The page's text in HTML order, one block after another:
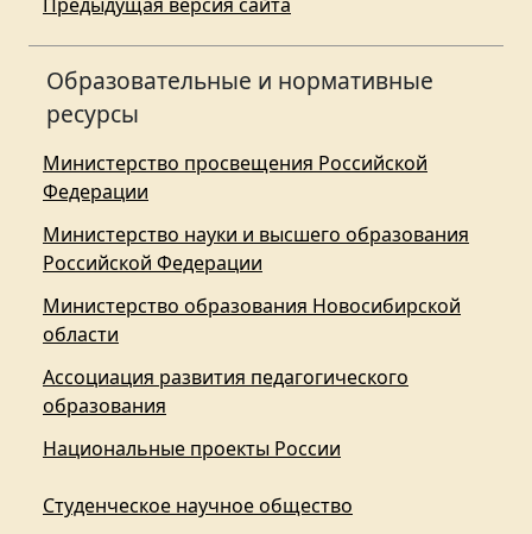
Образовательные и нормативные
ресурсы
Министерство просвещения Российской
Федерации
Министерство науки и высшего образования
Российской Федерации
Министерство образования Новосибирской
области
Ассоциация развития педагогического
образования
Национальные проекты России
Студенческое научное общество